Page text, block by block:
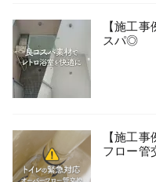
【施工
スパ◎
【施工
フロー管